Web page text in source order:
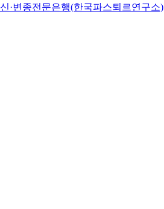
신·변종전문은행(한국파스퇴르연구소)